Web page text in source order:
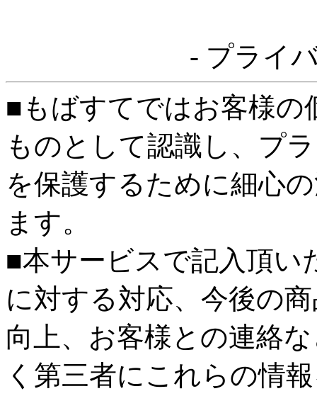
- プライ
■もばすてではお客様の
ものとして認識し、プ
を保護するために細心
ます。
■本サービスで記入頂い
に対する対応、今後の
向上、お客様との連絡
く第三者にこれらの情